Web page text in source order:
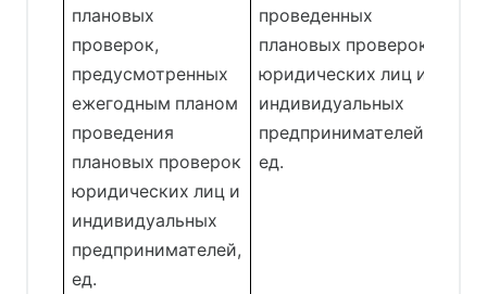
плановых
проверок,
предусмотренных
ежегодным планом
проведения
плановых проверок
юридических лиц и
индивидуальных
предпринимателей,
ед.
проведенных
плановых проверок
юридических лиц и
индивидуальных
предпринимателей,
ед.